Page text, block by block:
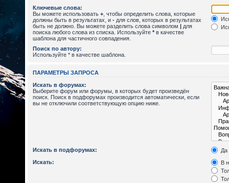
Ключевые слова:
Вы можете использовать + , чтобы определить слова, которые
должны быть в результатах, и - для слов, которых в результатах
быть не должно. Вы можете разделить слова символом | для
поиска любого слова из списка. Используйте * в качестве
шаблона для частичного совпадения.
Поиск по автору:
Используйте * в качестве шаблона.
ПАРАМЕТРЫ ЗАПРОСА
Искать в форумах:
Выберите форум или форумы, в которых будет произведён
поиск. Поиск в подфорумах производится автоматически, если
вы не отключили соответствующую опцию ниже.
Искать в подфорумах:
Да
Искать:
В